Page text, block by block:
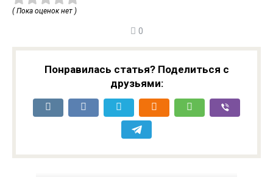
( Пока оценок нет )
0
Понравилась статья? Поделиться с
друзьями: